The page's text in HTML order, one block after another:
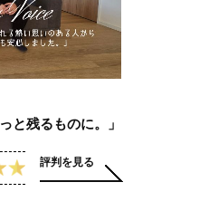
と残るものに。」
評判を見る